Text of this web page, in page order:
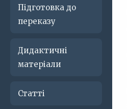
Підготовка до
переказу
Дидактичні
матеріали
Статті